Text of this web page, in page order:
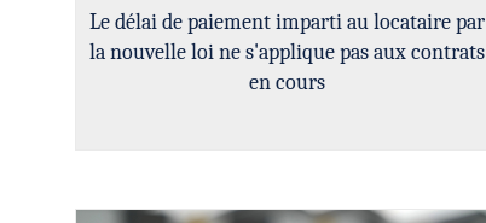
Le délai de paiement imparti au locataire par
la nouvelle loi ne s'applique pas aux contrats
en cours